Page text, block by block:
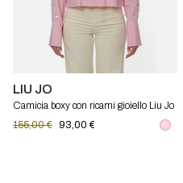
LIU JO
Camicia boxy con ricami gioiello Liu Jo
155,00 €
93,00 €